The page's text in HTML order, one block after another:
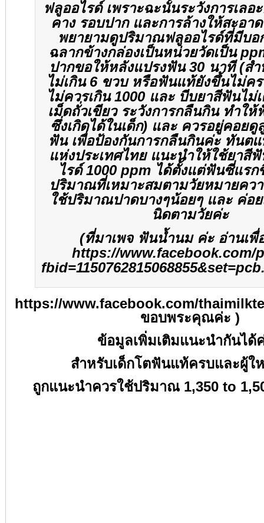
ฟลูออไรด์ เพราะฉะนั้นระวังการเลอ
คาง รอบปาก และการล้างให้สะอา
พยายามดูปริมาณฟลูออไรด์ที่มีบ
ฉลากข้างกล่องเป็นหน่วยวัดเป็น
ปากขอให้หลังแปรงฟัน30 นาที(สำ
ไม่เกิน6 ขวบ หรือฟันแท้ยังขึ้นไม่ค
ไม่ควรเกิน1000 และ บีบยาสีฟันไม่
เม็ดถั่วเขียว ระวังการกลืนกิน ทำให้
ซึ่งเกิดได้ในเด็ก) และ ควรอยู่คอยดู
ฟัน เพื่อป้องกันการกลืนกินค่ะ ทันต
แห่งประเทศไทย แนะนำให้ใช้ยาสี
ไรด์1000 ppm ได้ตั้งแต่ฟันซี่แรก
ปริมาณที่เหมาะสมตามวัยหมายคว
ใช้ปริมาณปาดบางๆน้อยๆ และ ค่อ
นิดตามวัยค่ะ
(ที่มาเพจ ฟันน้ำนม ค่ะ อ่านเพื่
https://www.facebook.com/
https://www.facebook.com/
ขอบพระคุณค่ะ )
ข้อมูลเพิ่มเติมแนะนำกันได้
สำหรับเด็กโตฟันแท้ครบและผู้ใ
ถูกแนะนำควรใช้ปริมาณ1,350 to